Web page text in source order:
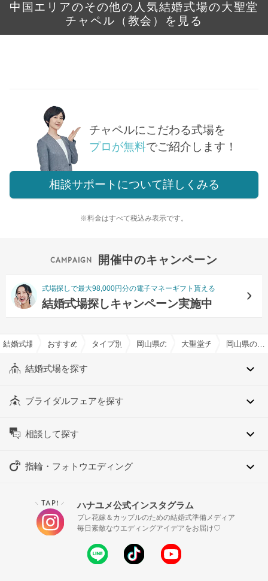
中国エリアのその他の人気結婚式場の大聖堂
チャペル（教会）を見る
チャペルにこだわる式場を
プロが無料でご紹介します！
相談サポートについて詳しくみる
※料金はすべて税込み表示です。
開催中のキャンペーン
式場探しで最大98,000円分の電子マネーギフト貰える
結婚式場探しキャンペーン実施中
結婚式場を探すならハナユメ
おすすめの結婚式場特集一覧
タイプ別チャペル特集岡山県のタイプ別チャペル特集
大聖堂チャペル特集
結婚式場を探す
ブライダルフェアを探す
相談して探す
指輪・フォトウエディング
＼ TAP! ／ ハナユメ公式インスタグラム
プレ花嫁＆カップルのための結婚式準備メディア
毎日素敵なウエディングアイデアをお届け♡